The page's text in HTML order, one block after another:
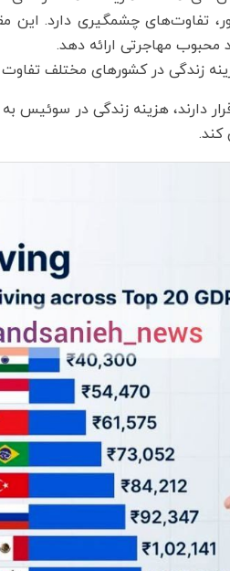
تفاوت‌های چشمگیری دارد. این
محبوب مهاجرتی ارائه دهد.
زندگی در کشورهای مختلف
دارند، هزینه زندگی در سوئیس
کند.